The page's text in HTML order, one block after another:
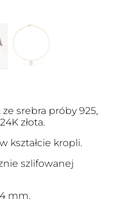
srebra próby 925,
złota.
kształcie kropli.
szlifowanej
mm.